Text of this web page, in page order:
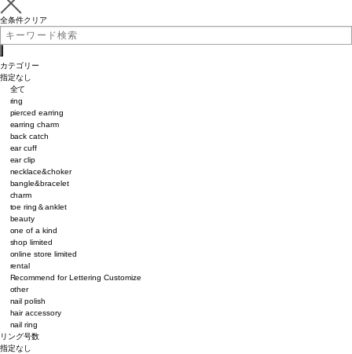
全条件クリア
カテゴリー
指定なし
全て
ring
pierced earring
earring charm
back catch
ear cuff
ear clip
necklace&choker
bangle&bracelet
charm
toe ring＆anklet
beauty
one of a kind
shop limited
online store limited
rental
Recommend for Lettering Customize
other
nail polish
hair accessory
nail ring
リング号数
指定なし